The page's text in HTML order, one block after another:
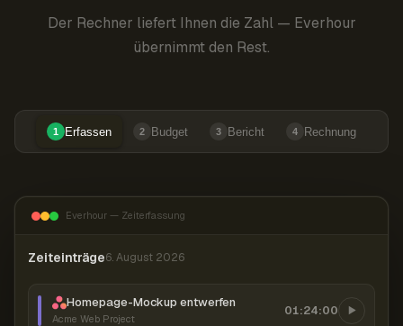
Der Rechner liefert Ihnen die Zahl — Everhour
übernimmt den Rest.
1 Erfassen 2 Budget 3 Bericht 4 Rechnung
Everhour — Zeiterfassung
Zeiteinträge6. August 2026
Homepage-Mockup entwerfen
Acme Web Project
01:24:00